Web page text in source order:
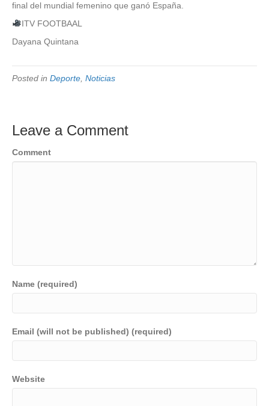
final del mundial femenino que ganó España.
ITV FOOTBAAL
Dayana Quintana
Posted in Deporte Noticias
Leave a Comment
Comment
Name (required)
Email (will not be published) (required)
Website